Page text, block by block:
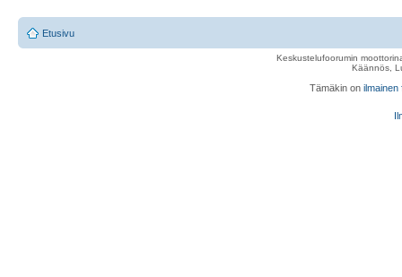
Etusivu
Keskustelufoorumin
Käännös,
Tämäkin on ilmainen